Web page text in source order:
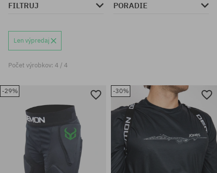
FILTRUJ PORADIE
Len výpredaj
Počet výrobkov: 4 / 4
-29% -30%